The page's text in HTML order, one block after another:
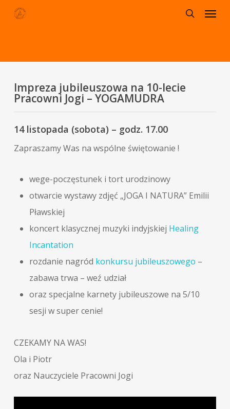
Skip
Menu
Impreza jubileuszowa na 10-lecie
Pracowni Jogi – YOGAMUDRA
14 listopada (sobota) – godz. 17.00
Zapraszamy Was na wspólne świętowanie !
wege-poczęstunek i tort urodzinowy
otwarcie wystawy zdjęć „JOGA I NATURA” Emilii
Pławskiej
koncert klasycznej muzyki indyjskiej Healing
Incantation
rozdanie nagród konkursu jubileuszowego –
zabawa trwa – weź udział
oraz specjalne karnety jubileuszowe na 5/10
sesji w super cenie!
CZEKAMY NA WAS!
Ola i Piotr
oraz Nauczyciele Pracowni Jogi